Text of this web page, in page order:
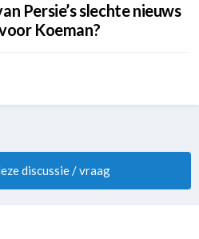
Persie’s slechte nieuws
Koeman?
discussie / vraag